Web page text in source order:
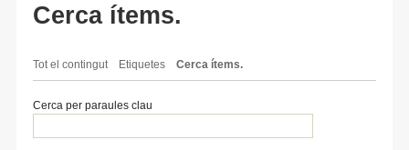
Cerca ítems.
Tot el contingut Etiquetes Cerca ítems.
Cerca per paraules clau